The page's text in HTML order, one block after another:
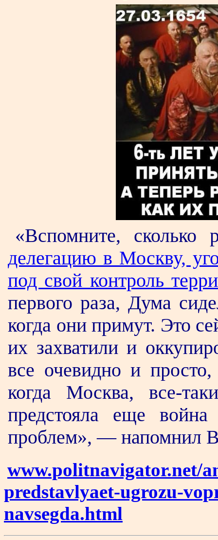
«Вспомните, сколько
делегацию в Москву,
под свой контроль
первого раза, Дума
когда они примут. Это
их захватили и
все очевидно и
когда Москва, все-
предстояла еще
проблем», — напомнил
www.politnavigator.net/
predstavlyaet-ugrozu-
navsegda.html